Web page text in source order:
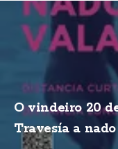
O vindeiro 20
Travesía a